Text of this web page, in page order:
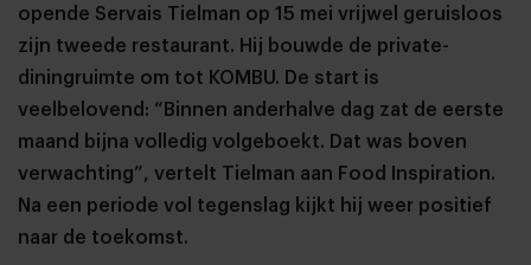
opende Servais Tielman op 15 mei vrijwel geruisloos
zijn tweede restaurant. Hij bouwde de private-
diningruimte om tot KOMBU. De start is
veelbelovend: “Binnen anderhalve dag zat de eerste
maand bijna volledig volgeboekt. Dat was boven
verwachting”, vertelt Tielman aan Food Inspiration.
Na een periode vol tegenslag kijkt hij weer positief
naar de toekomst.